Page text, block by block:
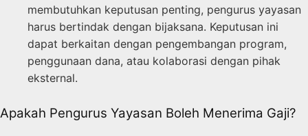
membutuhkan keputusan penting, pengurus yayasan
harus bertindak dengan bijaksana. Keputusan ini
dapat berkaitan dengan pengembangan program,
penggunaan dana, atau kolaborasi dengan pihak
eksternal.
Apakah Pengurus Yayasan Boleh Menerima Gaji?